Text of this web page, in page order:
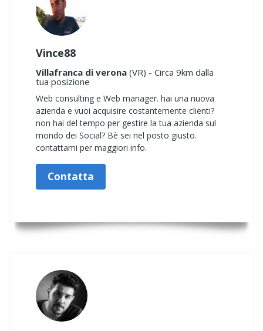
Vince88
Villafranca di verona (VR) - Circa 9km dalla
tua posizione
Web consulting e Web manager. hai una nuova
azienda e vuoi acquisire costantemente clienti?
non hai del tempo per gestire la tua azienda sul
mondo dei Social? Bè sei nel posto giusto.
contattami per maggiori info.
Contatta